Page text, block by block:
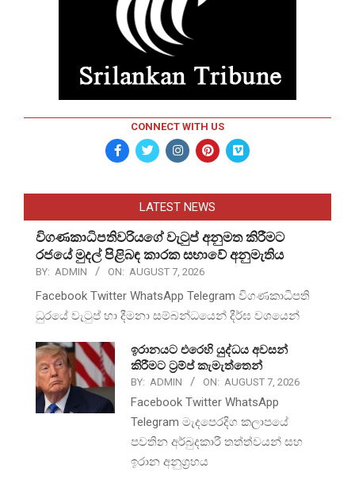
CONNECT WITH US
LATEST NEWS
විගණකාධිපතිවරියගේ වැටුප් අනුමත කිරීමට
රජයේ මුදල් පිළිබඳ කාරක සභාවේ අනුමැතිය
BY: ADMIN ON: AUGUST 7, 2026
Facebook Twitter WhatsApp Telegram විගණකාධිපති
ධුරයේ වැටුප් හා දීමනා සම්බන්ධයෙන් දීර්ඝ වශයෙන්
ඉරානයට එරෙහි යුද්ධය අවසන්
කිරීමට ට්‍රම්ප් කැමැත්තෙන්
BY: ADMIN ON: AUGUST 7, 2026
Facebook Twitter WhatsApp
Telegram මැදපෙරදිග කලාපයේ
පවතින අර්බුදකාරී තත්ත්වයන් සහ
ඉරාන අනුග්‍රහය